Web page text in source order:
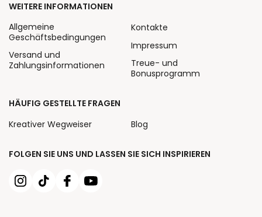
FOLGEN SIE UNS UND LASSEN SIE SICH INSPIRIEREN
WEITERE INFORMATIONEN
Allgemeine
Geschäftsbedingungen
Versand und
Zahlungsinformationen
Kontakte
Impressum
Treue- und
Bonusprogramm
HÄUFIG GESTELLTE FRAGEN
Kreativer Wegweiser
Blog